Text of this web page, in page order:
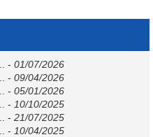
- 01/07/2026
- 09/04/2026
- 05/01/2026
- 10/10/2025
- 21/07/2025
- 10/04/2025